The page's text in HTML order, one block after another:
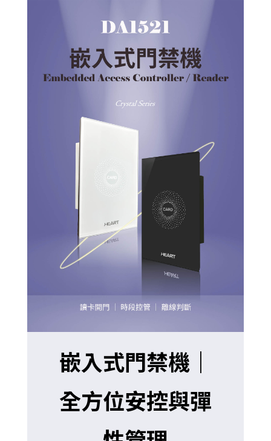
嵌入式門禁機｜
全方位安控與彈